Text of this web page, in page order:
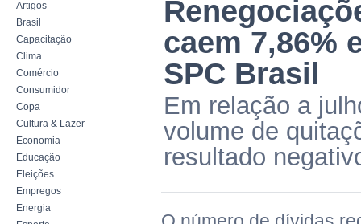
Artigos
Brasil
Capacitação
Clima
Comércio
Consumidor
Copa
Cultura & Lazer
Economia
Educação
Eleições
Empregos
Energia
caem 7,86%
SPC Brasil
Em relação a
volume de
resultado